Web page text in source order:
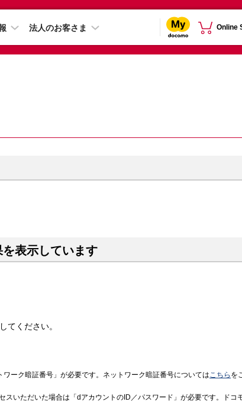
法人のお客さま Online
表示しています
てください。
ーク暗証番号」が必要です。ネットワーク暗証番号についてはこちら を
スいただいた場合は「dアカウントのID／パスワード」が必要です。ドコ